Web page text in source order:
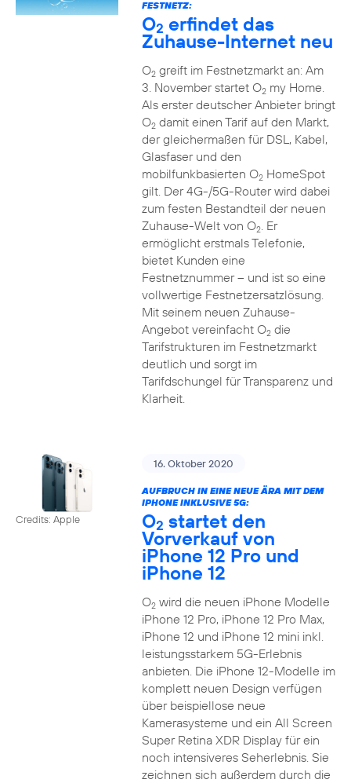
FESTNETZ:
O2 erfindet das
Zuhause-Internet neu
O2greift im Festnetzmarkt an: Am
3. November startet O2my Home.
Als erster deutscher Anbieter bringt
O2damit einen Tarif auf den Markt,
der gleichermaßen für DSL, Kabel,
Glasfaser und den
mobilfunkbasierten O2HomeSpot
gilt. Der 4G-/5G-Router wird dabei
zum festen Bestandteil der neuen
Zuhause-Welt von O2. Er
ermöglicht erstmals Telefonie,
bietet Kunden eine
Festnetznummer – und ist so eine
vollwertige Festnetzersatzlösung.
Mit seinem neuen Zuhause-
Angebot vereinfacht O2die
Tarifstrukturen im Festnetzmarkt
deutlich und sorgt im
Tarifdschungel für Transparenz und
Klarheit.
Credits: Apple
16. Oktober 2020
AUFBRUCH IN EINE NEUE ÄRA MIT DEM
IPHONE INKLUSIVE 5G:
O2 startet den
Vorverkauf von
iPhone 12 Pro und
iPhone 12
O2wird die neuen iPhone Modelle
iPhone 12 Pro, iPhone 12 Pro Max,
iPhone 12 und iPhone 12 mini inkl.
leistungsstarkem 5G-Erlebnis
anbieten. Die iPhone 12-Modelle im
komplett neuen Design verfügen
über beispiellose neue
Kamerasysteme und ein All Screen
Super Retina XDR Display für ein
noch intensiveres Seherlebnis. Sie
zeichnen sich außerdem durch die